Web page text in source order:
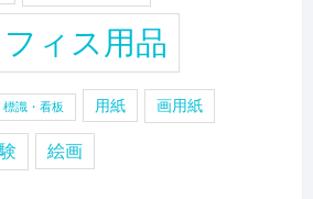
ィス用品
標識・看板 用紙 画用紙
絵画